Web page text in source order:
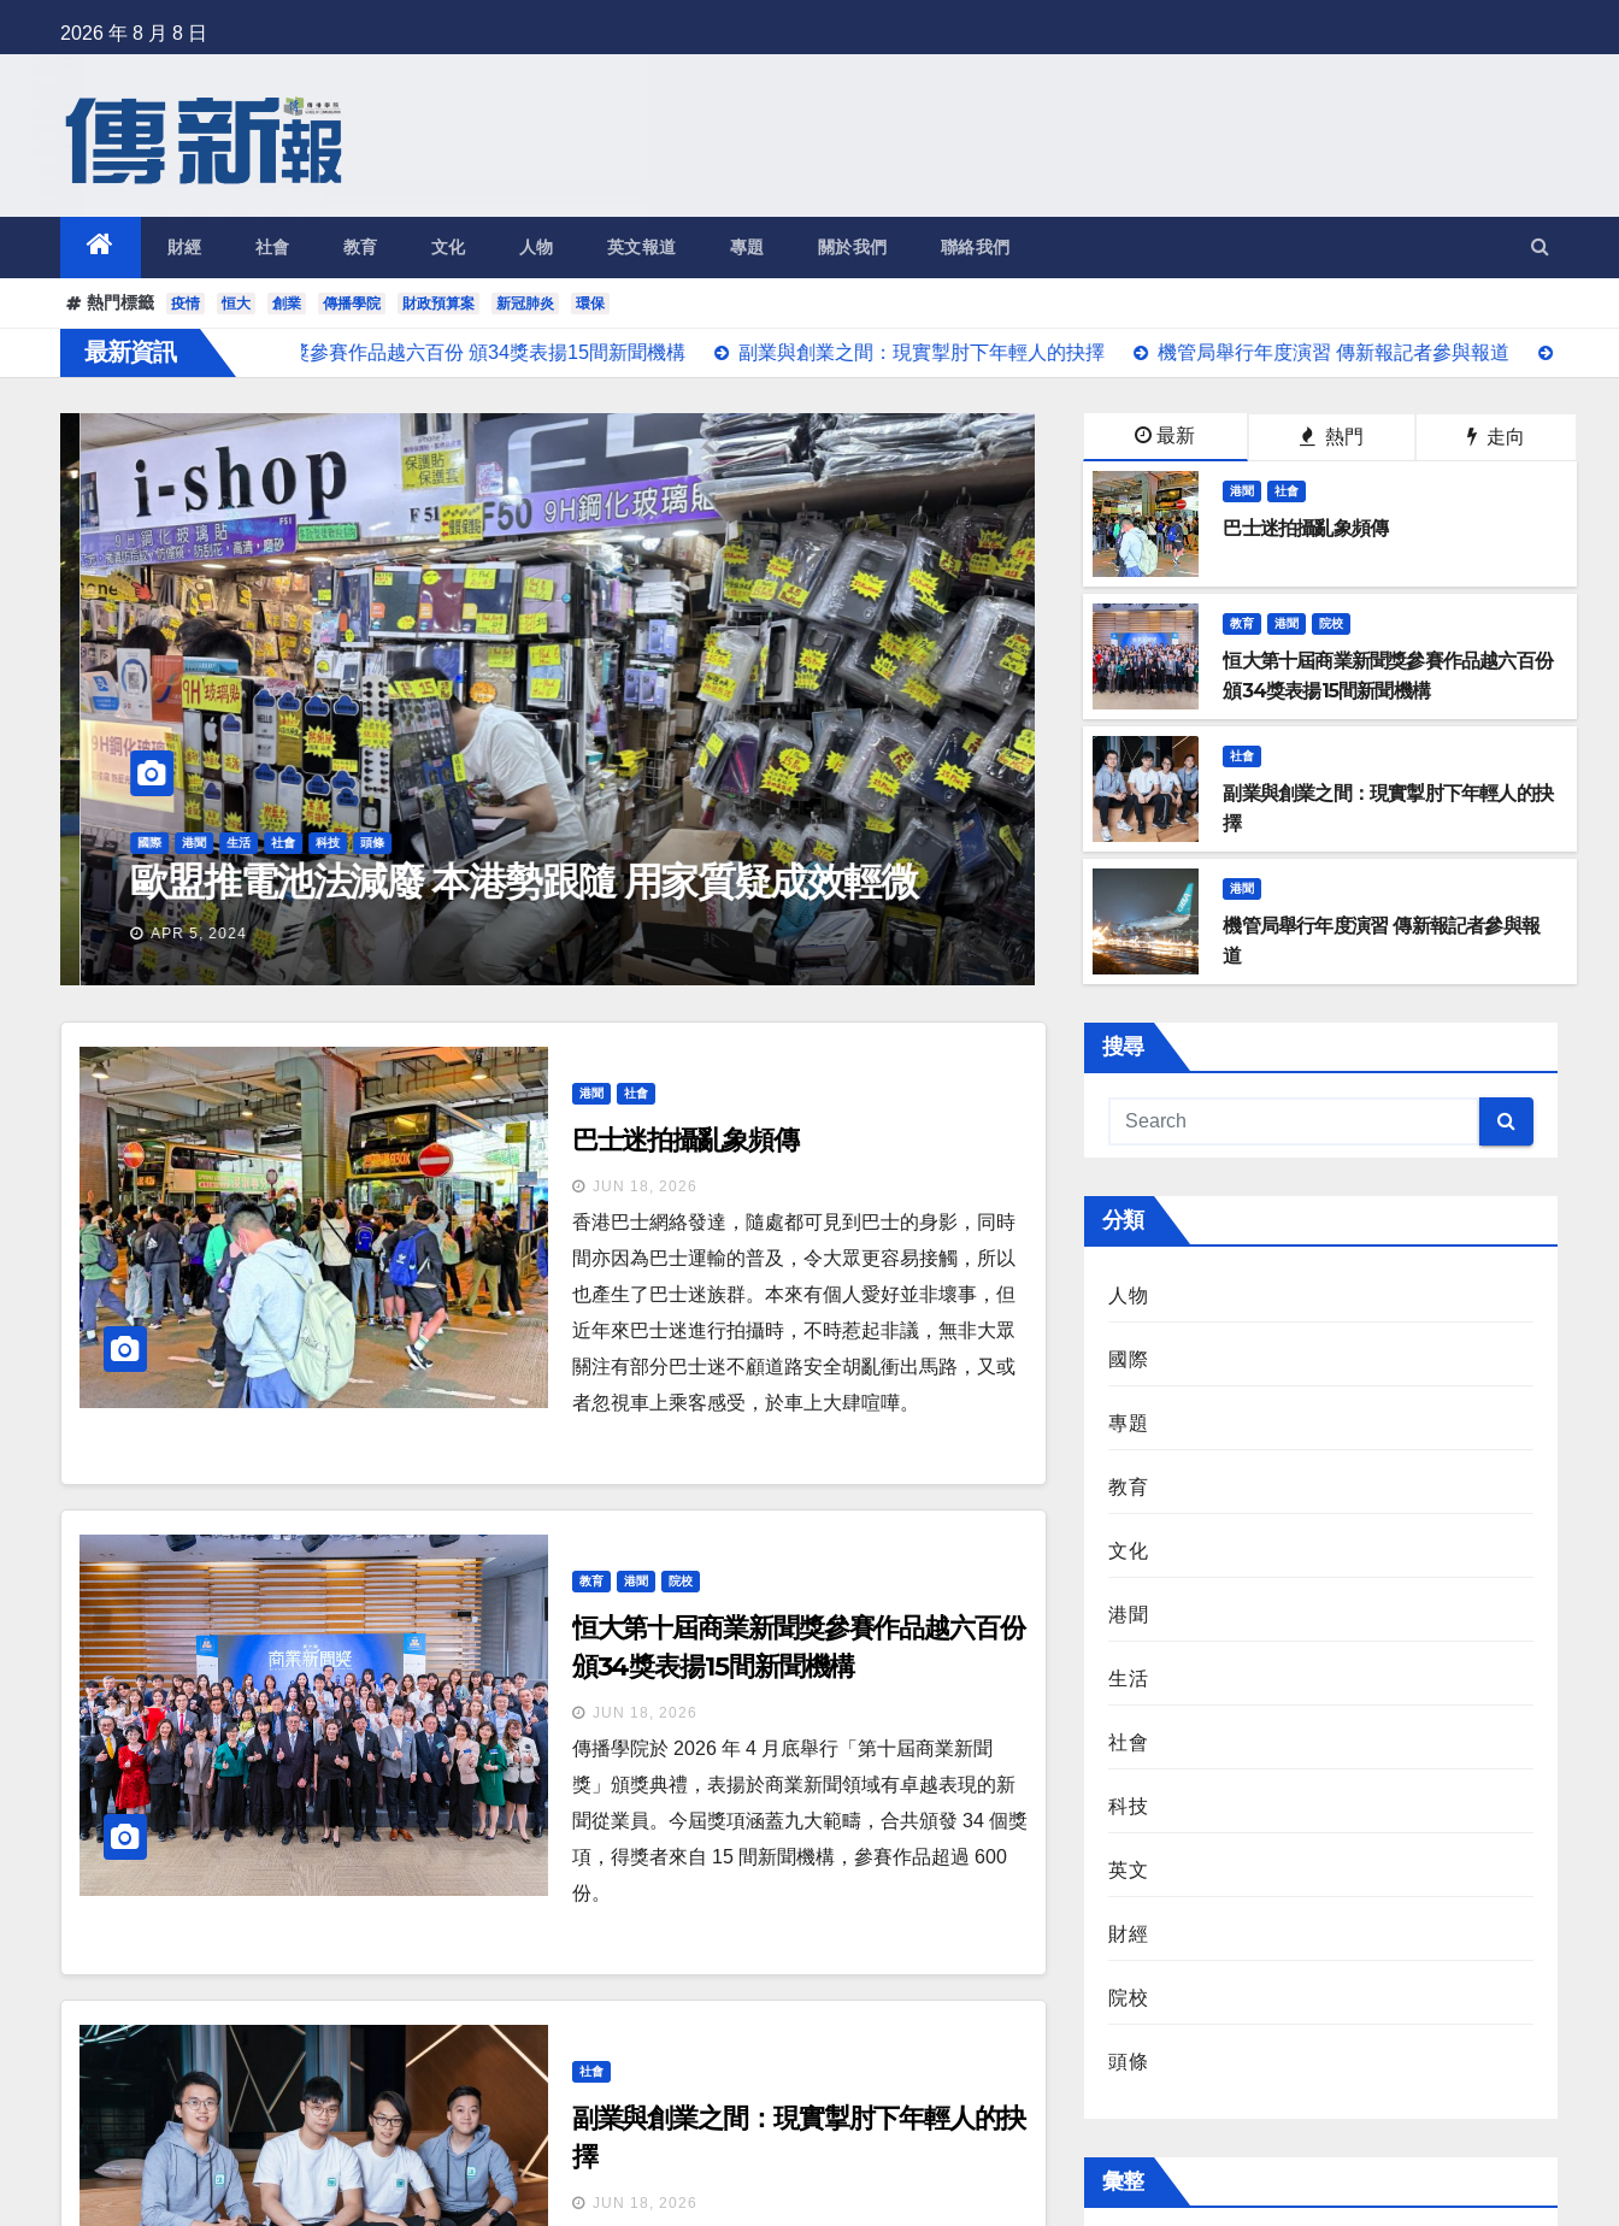
to
2026 年 8 月 8 日
財經 社會 教育 文化 人物 英文報道 專題 關於我們 聯絡我們
熱門標籤 疫情 恒大 創業 傳播學院 財政預算案 新冠肺炎 環保
最新資訊
恒大第十屆商業新聞獎參賽作品越六百份 頒34獎表揚15間新聞機構 副業與創業之間：現實掣肘下年輕人的抉擇 機管局舉行年度演習 傳新報記者參與報道 有機農場憂前景暗
國際 港聞 生活 社會 科技 頭條
歐盟推電池法減廢 本港勢跟隨 用家質疑成效輕微
APR 5, 2024
最新 熱門 走向
港聞 社會
巴士迷拍攝亂象頻傳
教育 港聞 院校
恒大第十屆商業新聞獎參賽作品越六百份
頒34獎表揚15間新聞機構
社會
副業與創業之間：現實掣肘下年輕人的抉
擇
港聞
機管局舉行年度演習 傳新報記者參與報
道
港聞 社會
巴士迷拍攝亂象頻傳
JUN 18, 2026
香港巴士網絡發達，隨處都可見到巴士的身影，同時
間亦因為巴士運輸的普及，令大眾更容易接觸，所以
也產生了巴士迷族群。本來有個人愛好並非壞事，但
近年來巴士迷進行拍攝時，不時惹起非議，無非大眾
關注有部分巴士迷不顧道路安全胡亂衝出馬路，又或
者忽視車上乘客感受，於車上大肆喧嘩。
教育 港聞 院校
恒大第十屆商業新聞獎參賽作品越六百份
頒34獎表揚15間新聞機構
JUN 18, 2026
傳播學院於 2026 年 4 月底舉行「第十屆商業新聞
獎」頒獎典禮，表揚於商業新聞領域有卓越表現的新
聞從業員。今屆獎項涵蓋九大範疇，合共頒發 34 個獎
項，得獎者來自 15 間新聞機構，參賽作品超過 600
份。
社會
副業與創業之間：現實掣肘下年輕人的抉
擇
JUN 18, 2026
搜尋
分類
人物
國際
專題
教育
文化
港聞
生活
社會
科技
英文
財經
院校
頭條
彙整